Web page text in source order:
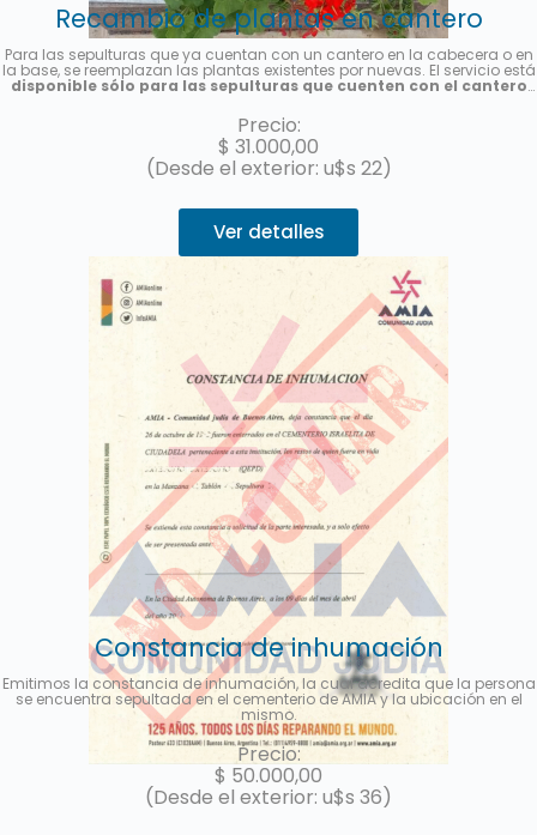
Recambio de plantas en cantero
Para las sepulturas que ya cuentan con un cantero en la cabecera o en
la base, se reemplazan las plantas existentes por nuevas. El servicio está
disponible sólo para las sepulturas que cuenten con el cantero
estación, la foto es meramente ilustrativa. Se enviará una foto del
servicio una vez finalizado.
Precio:
$ 31.000,00
(Desde el exterior: u$s 22)
Ver detalles
Constancia de inhumación
Emitimos la constancia de inhumación, la cual acredita que la persona
se encuentra sepultada en el cementerio de AMIA y la ubicación en el
mismo.
Precio:
$ 50.000,00
(Desde el exterior: u$s 36)